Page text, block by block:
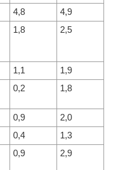
4,8
4,9
1,8 2,5
1,1
1,9
0,2 1,8
0,9
2,0
0,4
1,3
0,9 2,9